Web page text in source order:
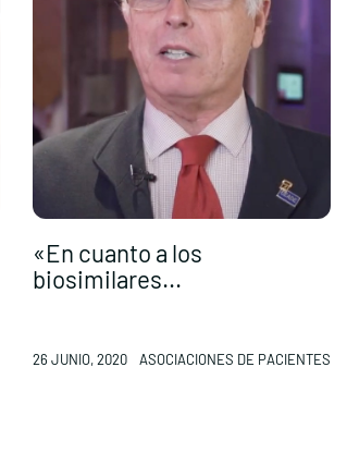
«En cuanto a los
biosimilares...
26 JUNIO, 2020 ASOCIACIONES DE PACIENTES